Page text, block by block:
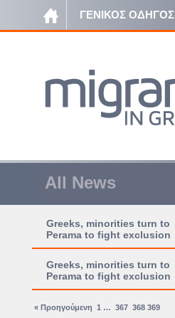
ΓΕΝΙΚΟΣ ΟΔΗΓΟΣ
All News
Greeks, minorities turn to
Perama to fight exclusion
Greeks, minorities turn to
Perama to fight exclusion
« Προηγούμενη 1 … 367 368 369